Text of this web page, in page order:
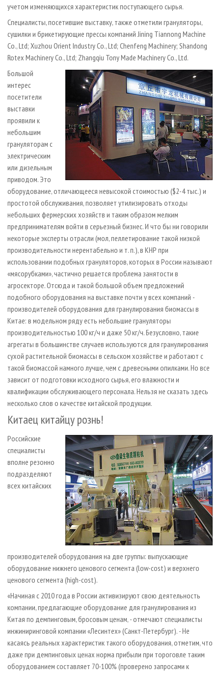
учетом изменяющихся характеристик поступающего сырья.
Специалисты, посетившие выставку, также отметили грануляторы,
сушилки и брикетирующие прессы компаний Jining Tiannong Machine
Co., Ltd; Xuzhou Orient Industry Co., Ltd; Chenfeng Machinery; Shandong
Rotex Machinery Co., Ltd; Zhangqiu Tony Made Machinery Co., Ltd.
Большой
интерес
посетители
выставки
проявили к
небольшим
грануляторам с
электрическим
или дизельным
приводом. Это
оборудование, отличающееся невысокой стоимостью ($2-4 тыс.) и
простотой обслуживания, позволяет утилизировать отходы
небольших фермерских хозяйств и таким образом мелким
предпринимателям войти в серьезный бизнес. И что бы ни говорили
некоторые эксперты отрасли (мол, пеллетирование такой низкой
производительности нерентабельно и т. п.), в КНР при
использовании подобных грануляторов, которых в России называют
«мясорубками», частично решается проблема занятости в
агросекторе. Отсюда и такой большой объем предложений
подобного оборудования на выставке почти у всех компаний -
производителей оборудования для гранулирования биомассы в
Китае: в модельном ряду есть небольшие грануляторы
производительностью 100 кг/ч и даже 50 кг/ч. Безусловно, такие
агрегаты в большинстве случаев используются для гранулирования
сухой растительной биомассы в сельском хозяйстве и работают с
такой биомассой намного лучше, чем с древесными опилками. Но все
зависит от подготовки исходного сырья, его влажности и
квалификации обслуживающего персонала. Нельзя не сказать здесь
несколько слов о качестве китайской продукции.
Китаец китайцу рознь!
Российские
специалисты
вполне резонно
подразделяют
всех китайских
производителей оборудования на две группы: выпускающие
оборудование нижнего ценового сегмента (low­-cost) и верхнего
ценового сегмента (high­-cost).
«Начиная с 2010 года в России активизируют свою деятельность
компании, предлагающие оборудование для гранулирования из
Китая по демпинговым, бросовым ценам, - отмечают специалисты
инжиниринговой компании «Лесинтех» (Санкт­-Петербург). - Не
касаясь реальных характеристик такого оборудования, отметим, что
даже при демпинговых ценах норма прибыли при тороговле таким
оборудованием составляет 70-100% (проверено запросами к